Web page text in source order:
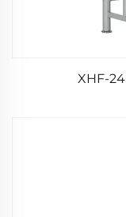
XHF-24